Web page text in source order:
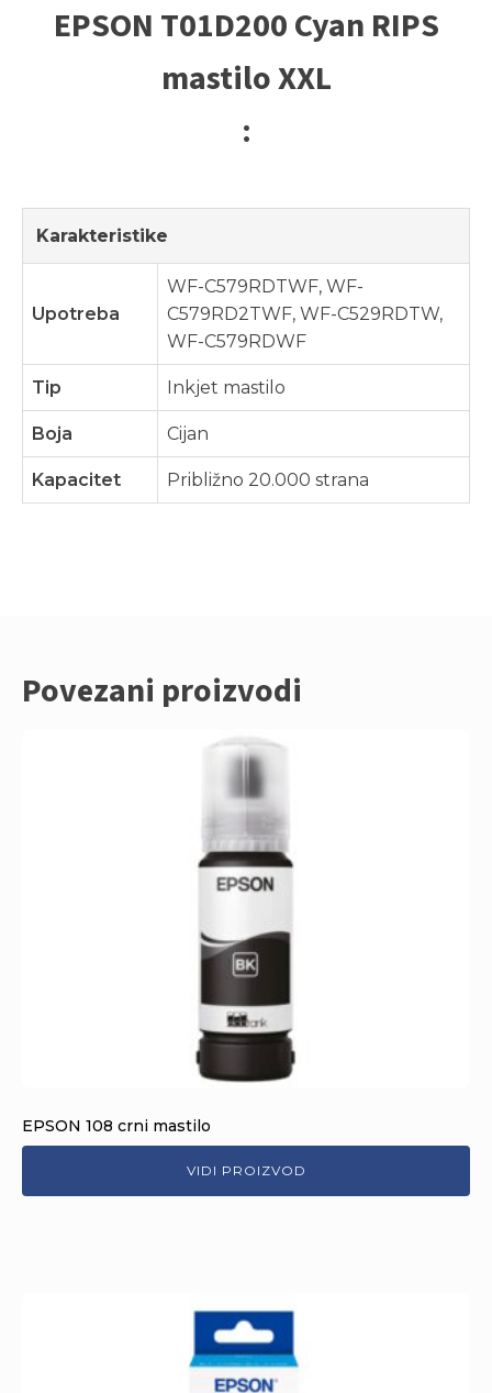
EPSON T01D200 Cyan RIPS
mastilo XXL
:
Karakteristike
Upotreba
WF-C579RDTWF, WF-
C579RD2TWF, WF-C529RDTW,
WF-C579RDWF
Tip Inkjet mastilo
Boja Cijan
Kapacitet Približno 20.000 strana
Povezani proizvodi
EPSON 108 crni mastilo
VIDI PROIZVOD